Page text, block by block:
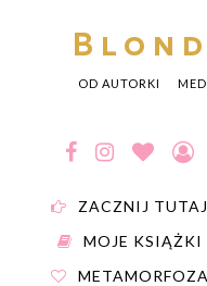
OD AUTORKI
ZACZNIJ TUTAJ
MOJE KSIĄŻKI
METAMORFOZA